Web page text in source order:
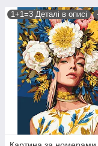
1+1=3 Деталі в описі